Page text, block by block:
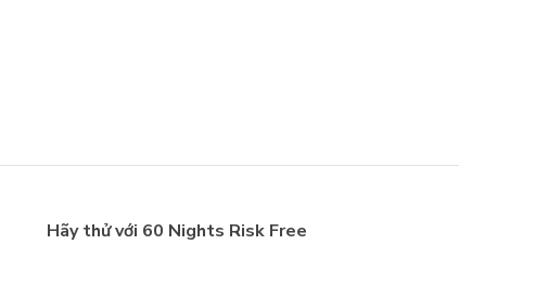
Hãy thử với 60 Nights Risk Free